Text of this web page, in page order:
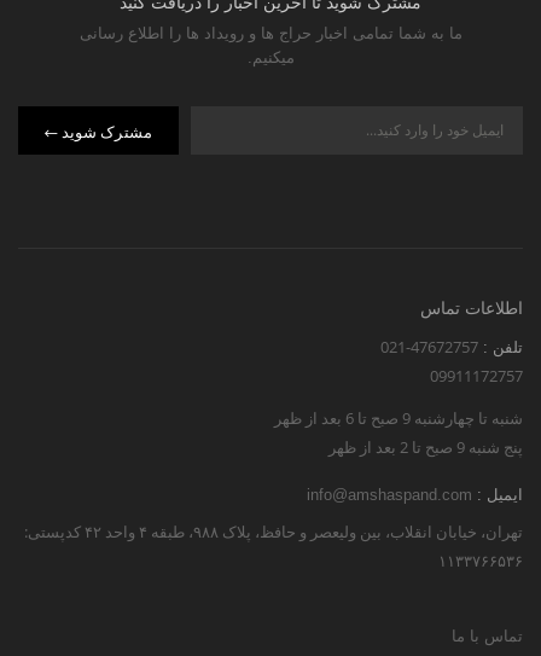
ما به شما تمامی اخبار حراج ها و رویداد ها را اطلاع رسانی
میکنیم.
مشترک شوید
اطلاعات تماس
تلفن : 021-47672757
09911172757
شنبه تا چهارشنبه 9 صبح تا 6 بعد از ظهر
پنج شنبه 9 صبح تا 2 بعد از ظهر
ایمیل : info@amshaspand.com
تهران، خیابان انقلاب، بین ولیعصر و حافظ، پلاک ۹۸۸، طبقه ۴ واحد ۴۲ کدپستی:
۱۱۳۳۷۶۶۵۳۶
تماس با ما